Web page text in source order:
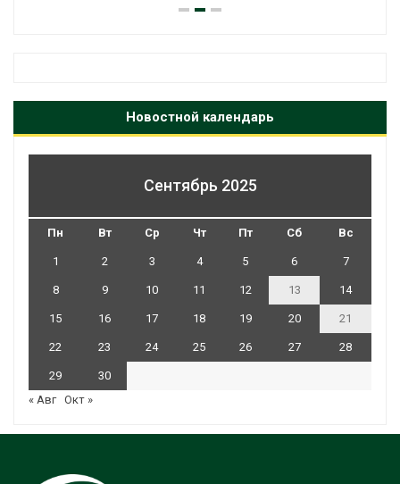
Новостной календарь
Сентябрь 2025
Пн Вт Ср Чт Пт Сб Вс
1 2 3 4 5 6 7
8 9 10 11 12 13 14
15 16 17 18 19 20 21
22 23 24 25 26 27 28
29
30
« Авг Окт »